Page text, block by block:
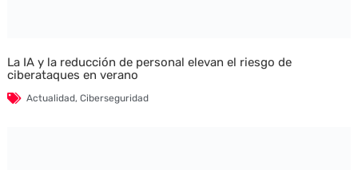
La IA y la reducción de personal elevan el riesgo de
ciberataques en verano
Actualidad, Ciberseguridad